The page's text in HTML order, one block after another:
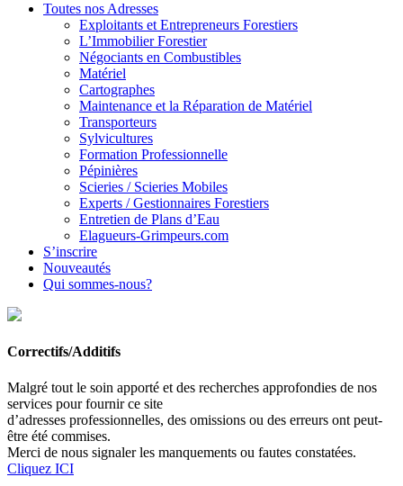
Toutes nos Adresses
Exploitants et Entrepreneurs Forestiers
L’Immobilier Forestier
Négociants en Combustibles
Matériel
Cartographes
Maintenance et la Réparation de Matériel
Transporteurs
Sylvicultures
Formation Professionnelle
Pépinières
Scieries / Scieries Mobiles
Experts / Gestionnaires Forestiers
Entretien de Plans d’Eau
Elagueurs-Grimpeurs.com
S’inscrire
Nouveautés
Qui sommes-nous?
Correctifs/Additifs
Malgré tout le soin apporté et des recherches approfondies de nos
services pour fournir ce site
d’adresses professionnelles, des omissions ou des erreurs ont peut-
être été commises.
Merci de nous signaler les manquements ou fautes constatées.
Cliquez ICI